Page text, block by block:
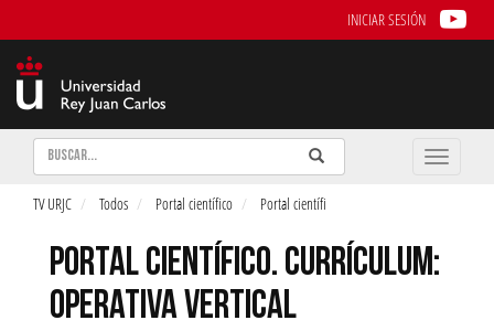
INICIAR SESIÓN
Buscar Enviar
Buscar
Toggle
TV URJC Todos Portal científico Portal científi
PORTAL CIENTÍFICO. CURRÍCULUM:
OPERATIVA VERTICAL